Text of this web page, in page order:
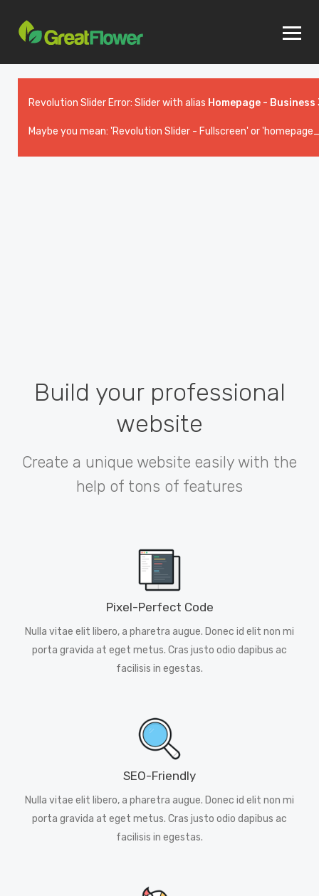
Revolution Slider Error: Slider with alias Homepage - Business
Maybe you mean: 'Revolution Slider - Fullscreen' or
Build your professional
website
Create a unique website easily with the
help of tons of features
Pixel-Perfect Code
Nulla vitae elit libero, a pharetra augue. Donec id elit non mi
porta gravida at eget metus. Cras justo odio dapibus ac
facilisis in egestas.
SEO-Friendly
Nulla vitae elit libero, a pharetra augue. Donec id elit non mi
porta gravida at eget metus. Cras justo odio dapibus ac
facilisis in egestas.